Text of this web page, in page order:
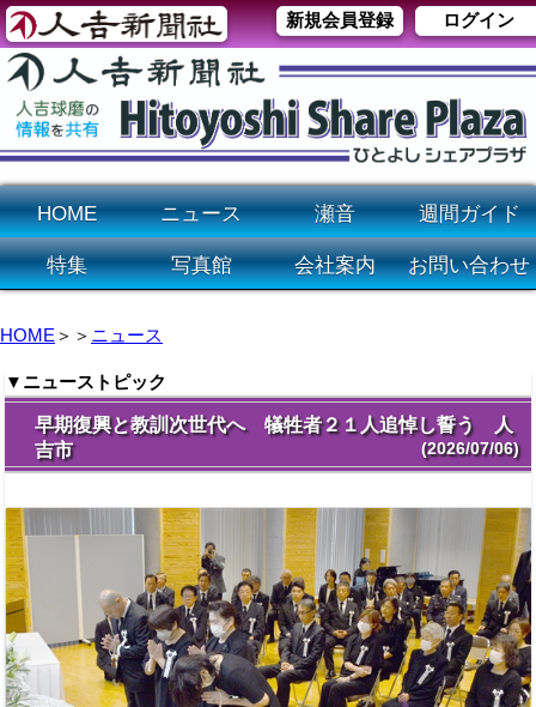
ログイン
新規会員登録
HOME ニュース 瀬音 週間ガイド
特集 写真館 会社案内 お問い合わせ
HOME ＞＞ ニュース
▼ニューストピック
早期復興と教訓次世代へ 犠牲者２１人追悼し誓う 人
吉市
(2026/07/06)